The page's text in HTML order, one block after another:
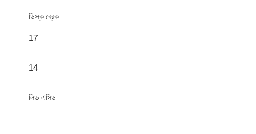
ডিস্ক ব্রেক
17
14
লিড এসিড